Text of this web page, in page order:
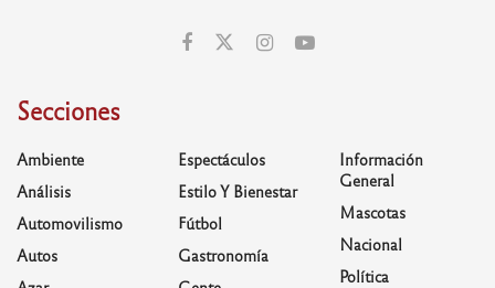
Secciones
Ambiente
Análisis
Automovilismo
Autos
Espectáculos
Estilo Y Bienestar
Fútbol
Gastronomía
Información
General
Mascotas
Nacional
Política